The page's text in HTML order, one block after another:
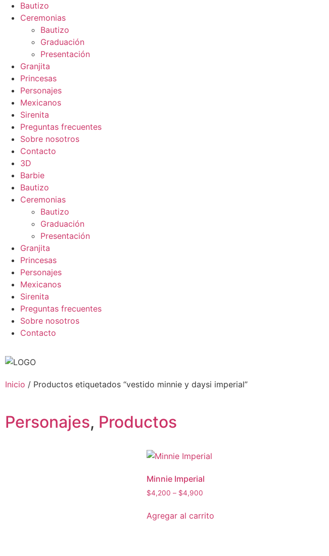
Bautizo
Ceremonias
Bautizo
Graduación
Presentación
Granjita
Princesas
Personajes
Mexicanos
Sirenita
Preguntas frecuentes
Sobre nosotros
Contacto
3D
Barbie
Bautizo
Ceremonias
Bautizo
Graduación
Presentación
Granjita
Princesas
Personajes
Mexicanos
Sirenita
Preguntas frecuentes
Sobre nosotros
Contacto
Inicio / Productos etiquetados “vestido minnie y daysi imperial”
Personajes, Productos
Minnie Imperial
$4,200 – $4,900
Agregar al carrito